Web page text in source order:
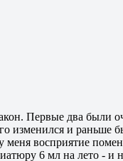
Первые два были
изменился и раньше
восприятие
6 мл на лето - и